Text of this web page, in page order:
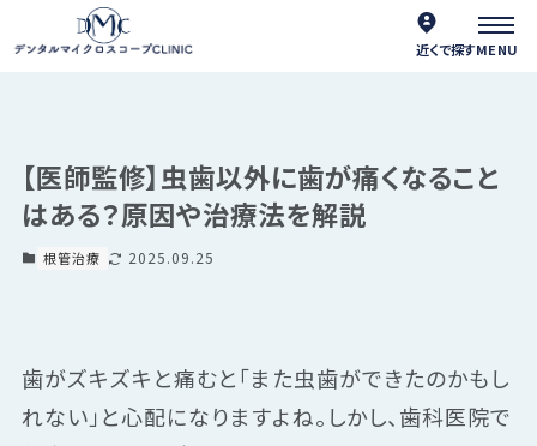
近くで探す
【医師監修】虫歯以外に歯が痛くなること
はある？原因や治療法を解説
根管治療 2025.09.25
歯がズキズキと痛むと「また虫歯ができたのかもし
れない」と心配になりますよね。しかし、歯科医院で